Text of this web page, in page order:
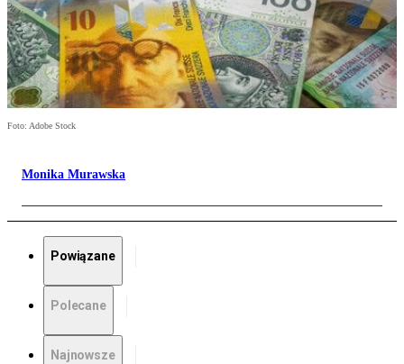
Foto: Adobe Stock
Monika Murawska
Powiązane
Polecane
Najnowsze